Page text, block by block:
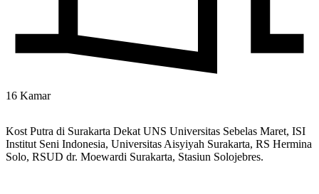
16 Kamar
Kost Putra di Surakarta Dekat UNS Universitas Sebelas Maret, ISI
Institut Seni Indonesia, Universitas Aisyiyah Surakarta, RS Hermina
Solo, RSUD dr. Moewardi Surakarta, Stasiun Solojebres.